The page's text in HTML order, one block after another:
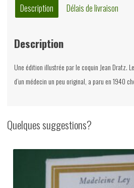
Besançon,
Terres
non-
daté
Description Délais de livraison
Description
Une édition illustrée par le coquin Jean Dratz.
d’un médecin un peu original, a paru en 1940
Quelques suggestions?